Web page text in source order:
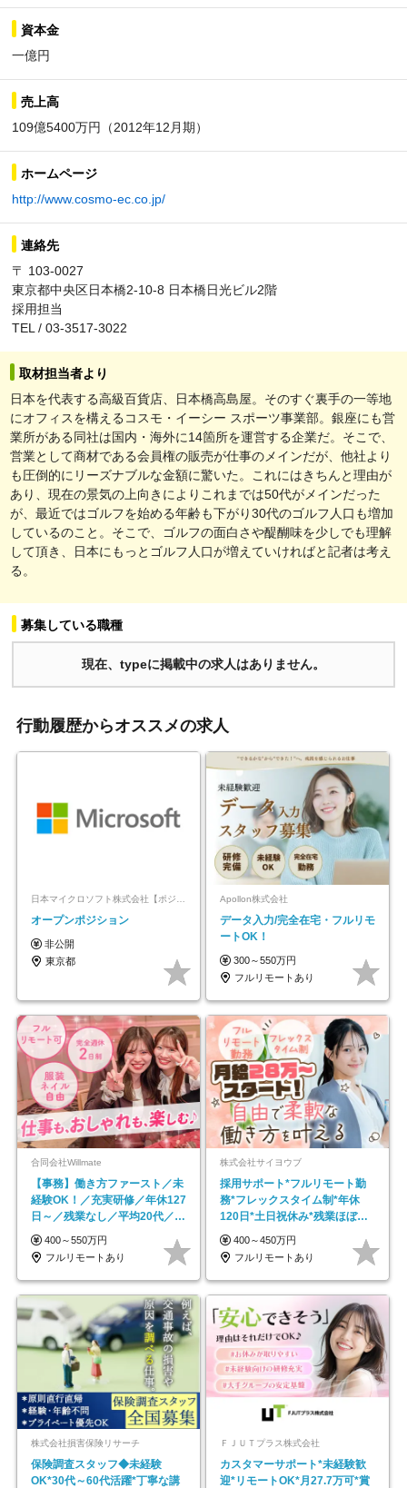
資本金
一億円
売上高
109億5400万円（2012年12月期）
ホームページ
http://www.cosmo-ec.co.jp/
連絡先
〒 103-0027
東京都中央区日本橋2-10-8 日本橋日光ビル2階
採用担当
TEL / 03-3517-3022
取材担当者より
日本を代表する高級百貨店、日本橋高島屋。そのすぐ裏手の一等地
にオフィスを構えるコスモ・イーシー スポーツ事業部。銀座にも営
業所がある同社は国内・海外に14箇所を運営する企業だ。そこで、
営業として商材である会員権の販売が仕事のメインだが、他社より
も圧倒的にリーズナブルな金額に驚いた。これにはきちんと理由が
あり、現在の景気の上向きによりこれまでは50代がメインだった
が、最近ではゴルフを始める年齢も下がり30代のゴルフ人口も増加
しているのこと。そこで、ゴルフの面白さや醍醐味を少しでも理解
して頂き、日本にもっとゴルフ人口が増えていければと記者は考え
る。
募集している職種
現在、typeに掲載中の求人はありません。
行動履歴からオススメの求人
オープンポジション
非公開
東京都
Apollon株式会社
データ入力/完全在宅・フルリモ
ートOK！
300～550万円
フルリモートあり
合同会社Willmate
【事務】働き方ファースト／未
経験OK！／充実研修／年休127
日～／残業なし／平均20代／リ
モートOK
400～550万円
フルリモートあり
株式会社サイヨウブ
採用サポート*フルリモート勤
務*フレックスタイム制*年休
120日*土日祝休み*残業ほぼな
し*育児中社員8割以上
400～450万円
フルリモートあり
株式会社損害保険リサーチ
保険調査スタッフ◆未経験
OK*30代～60代活躍*丁寧な講
ＦＪＵＴプラス株式会社
カスタマーサポート*未経験歓
迎*リモートOK*月27.7万可*賞